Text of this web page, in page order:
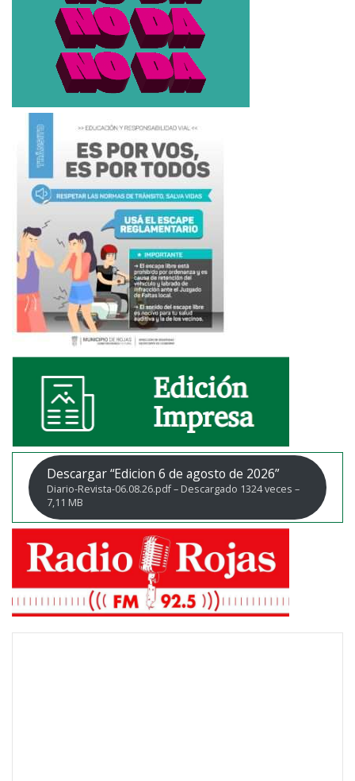
Descargar “Edicion 6 de agosto de 2026”
Diario-Revista-06.08.26.pdf – Descargado 1324 veces –
7,11 MB